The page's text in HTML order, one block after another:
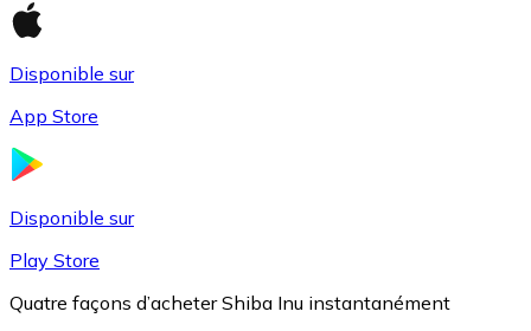
Disponible sur
App Store
Disponible sur
Play Store
Quatre façons d’acheter Shiba Inu instantanément